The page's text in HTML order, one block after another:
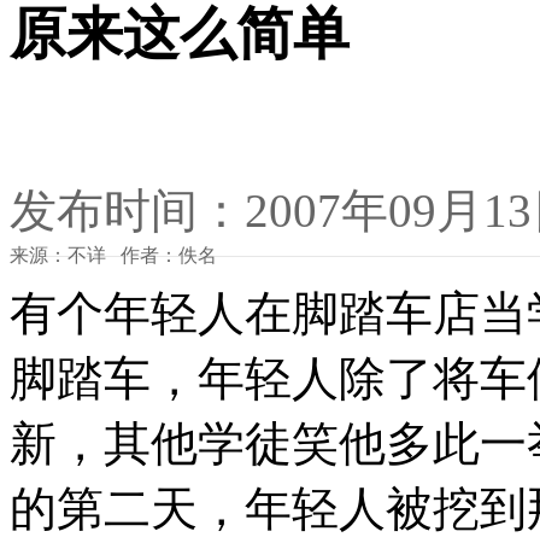
原来这么简单
发布时间：2007年09月
来源：不详 作者：佚名
有个年轻人在脚踏车店
脚踏车，年轻人除了将
新，其他学徒笑他多此
的第二天，年轻人被挖